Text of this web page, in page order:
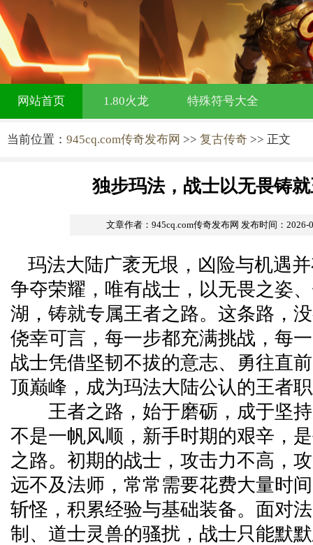
网站首页 1.80火龙 特殊符号大全
当前位置： 945cq.com传奇发布网 >> 复古传奇 >> 正文
独步玛法，战士以无畏铸
文章作者：945cq.com传奇发布网 发布时间：2026-
玛法大陆广袤无垠，凶险与机遇
争夺荣耀，唯有战士，以无畏之姿
湖，铸就专属王者之路。这条路，
侥幸可言，每一步都充满挑战，每
战士凭借坚韧不拔的意志、勇往直
顶巅峰，成为玛法大陆公认的王者
王者之路，始于磨砺，成于坚持
不是一帆风顺，新手时期的艰辛，
之路。初期的战士，攻击力不高，
远不及法师，常常需要花费大量时
斩怪，积累经验与基础装备。面对
制、道士灵兽的骚扰，战士只能默